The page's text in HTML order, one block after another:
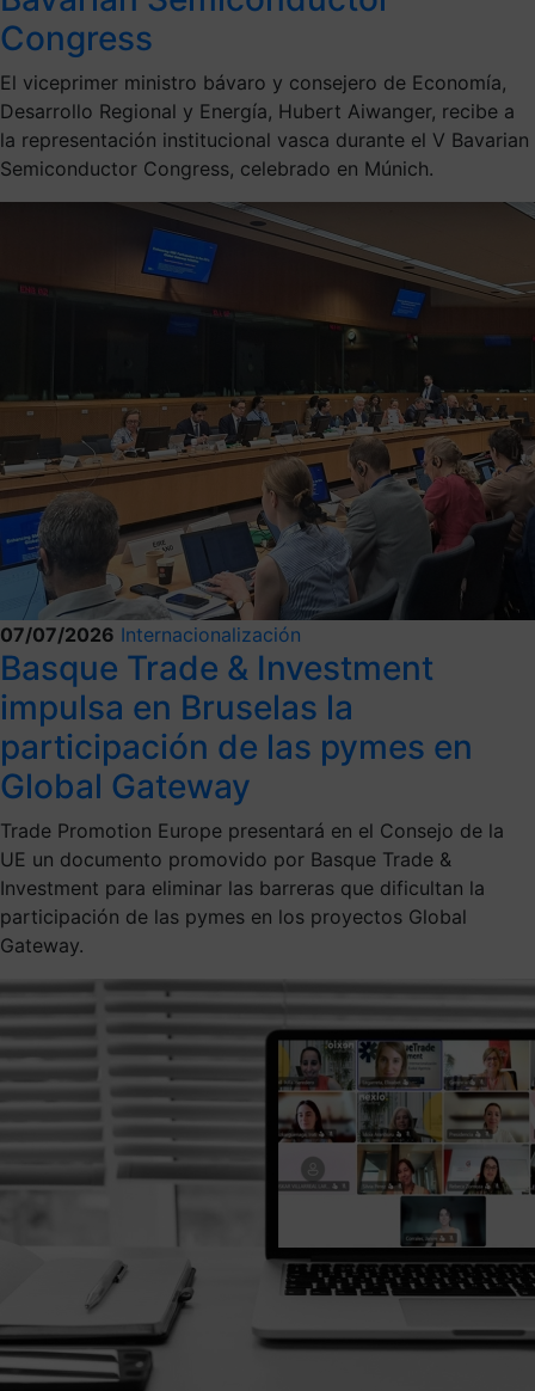
Congress
El viceprimer ministro bávaro y consejero de Economía,
Desarrollo Regional y Energía, Hubert Aiwanger, recibe a
la representación institucional vasca durante el V Bavarian
Semiconductor Congress, celebrado en Múnich.
07/07/2026 Internacionalización
Basque Trade & Investment
impulsa en Bruselas la
participación de las pymes en
Global Gateway
Trade Promotion Europe presentará en el Consejo de la
UE un documento promovido por Basque Trade &
Investment para eliminar las barreras que dificultan la
participación de las pymes en los proyectos Global
Gateway.